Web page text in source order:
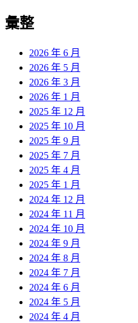
彙整
2026 年 6 月
2026 年 5 月
2026 年 3 月
2026 年 1 月
2025 年 12 月
2025 年 10 月
2025 年 9 月
2025 年 7 月
2025 年 4 月
2025 年 1 月
2024 年 12 月
2024 年 11 月
2024 年 10 月
2024 年 9 月
2024 年 8 月
2024 年 7 月
2024 年 6 月
2024 年 5 月
2024 年 4 月